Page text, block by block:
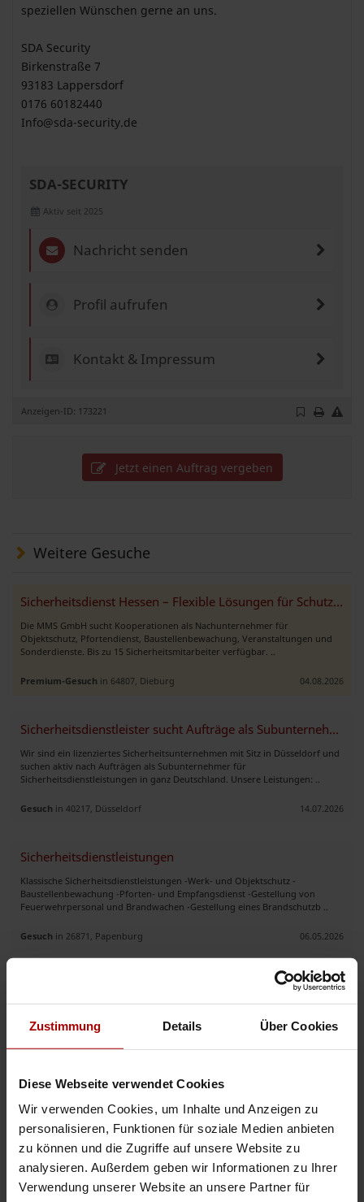
Zustimmung Details Über Cookies
Diese Webseite verwendet Cookies
Wir verwenden Cookies, um Inhalte und Anzeigen zu
personalisieren, Funktionen für soziale Medien anbieten
zu können und die Zugriffe auf unsere Website zu
analysieren. Außerdem geben wir Informationen zu Ihrer
Verwendung unserer Website an unsere Partner für
speziellen Wünschen gerne an uns.
SDA Security
Birkenstraße 7
93183 Lappersdorf
0176 60182440
Info@sda-security.de
SDA-SECURITY
Aktiv seit 2025
Nachricht senden
Profil aufrufen
Kontakt & Impressum
Anzeigen-ID: 173221
Jetzt einen Auftrag vergeben
Weitere Gesuche
Sicherheitsdienst Hessen – Flexible Lösungen für Schutz und Bewachung
Die MMS GmbH sucht Kooperationen als Nachunternehmer für
Objektschutz, Pfortendienst, Baustellenbewachung, Veranstaltungen und
Sonderdienste. Bis zu 15 Sicherheitsmitarbeiter verfügbar. ..
Premium-Gesuch in 64807, Dieburg 04.08.2026
Sicherheitsdienstleister sucht Aufträge als Subunternehmer
Wir sind ein lizenziertes Sicherheitsunternehmen mit Sitz in Düsseldorf und
suchen aktiv nach Aufträgen als Subunternehmer für
Sicherheitsdienstleistungen in ganz Deutschland. Unsere Leistungen: ..
Gesuch in 40217, Düsseldorf 14.07.2026
Sicherheitsdienstleistungen
Klassische Sicherheitsdienstleistungen -Werk- und Objektschutz -
Baustellenbewachung -Pforten- und Empfangsdienst -Gestellung von
Feuerwehrpersonal und Brandwachen -Gestellung eines Brandschutzb ..
Gesuch in 26871, Papenburg 06.05.2026
Wir sind ein zuverlässiges Dienstleistungsunternehmen und bieten
professionelle Sicherheitsdienste sowie Gebäudereinigung aus einer Hand
an. Unser Fokus liegt auf Qualität, Pünktlichkeit und Kunden ..
Sicherheitsunternehmen sucht Auftraggeber
Sehr geehrte Damen und Herren, Als neu gegründetes
Sicherheitsunternehmen mit Sitz in Berlin bieten wir Ihnen professionelle
Sicherheitsdienstleistungen im Bereich Veranstaltungsschutz, Objektschut ..
Gesuchin 12359, Berlin 08.12.2025